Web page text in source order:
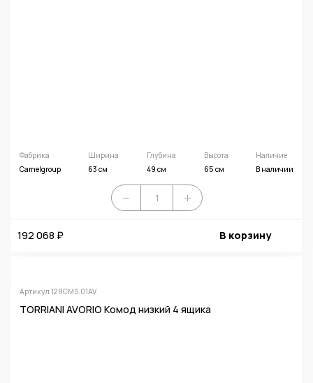
Фабрика
Camelgroup
Ширина
63 см
Глубина
49 см
Высота
65 см
Наличие
В наличии
192 068 ₽ В корзину
Артикул 128CMS.01AV
TORRIANI AVORIO Комод низкий 4 ящика